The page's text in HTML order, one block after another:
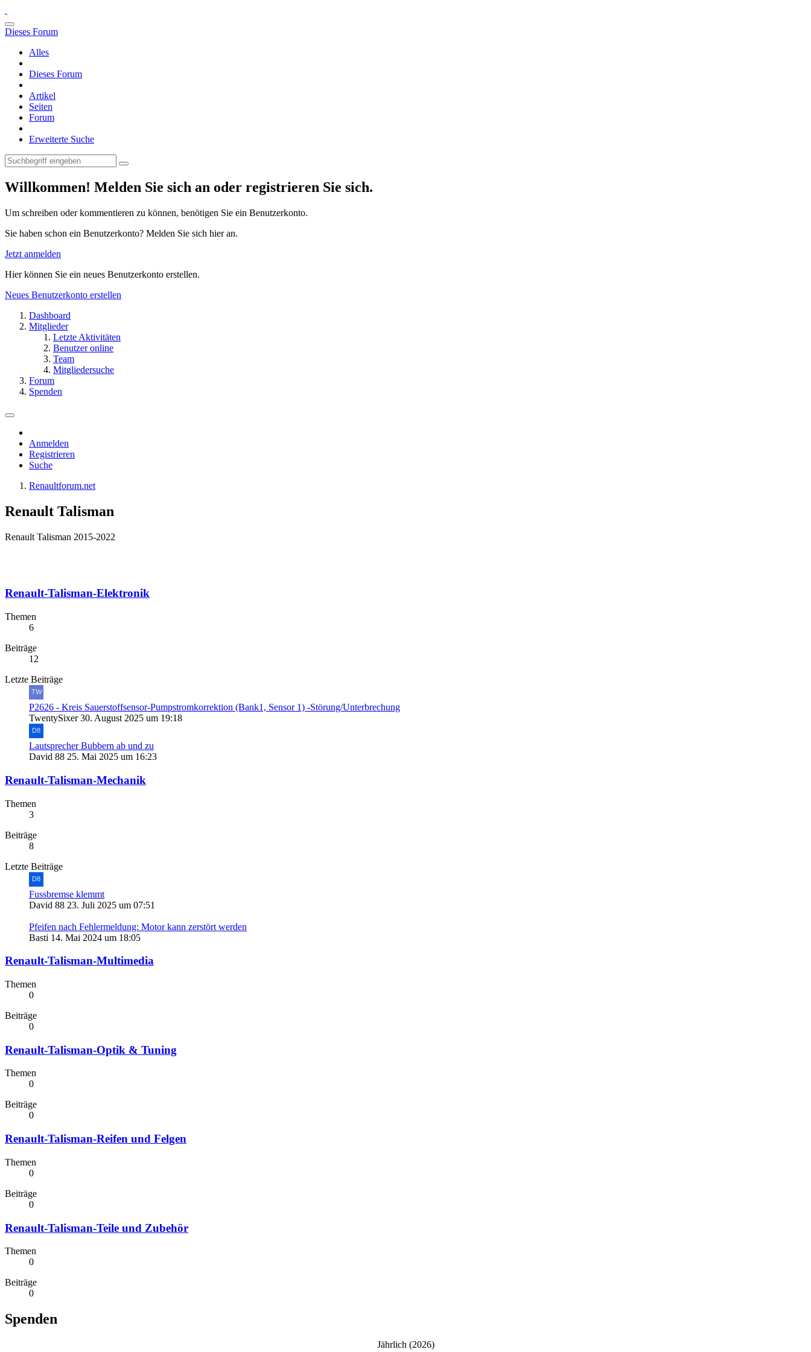
Dieses Forum
Alles
Dieses Forum
Artikel
Seiten
Forum
Erweiterte Suche
Willkommen! Melden Sie sich an oder registrieren Sie sich.
Um schreiben oder kommentieren zu können, benötigen Sie ein Benutzerkonto.
Sie haben schon ein Benutzerkonto? Melden Sie sich hier an.
Jetzt anmelden
Hier können Sie ein neues Benutzerkonto erstellen.
Neues Benutzerkonto erstellen
Dashboard
Mitglieder
Letzte Aktivitäten
Benutzer online
Team
Mitgliedersuche
Forum
Spenden
Anmelden
Registrieren
Suche
Renaultforum.net
Renault Talisman
Renault Talisman 2015-2022
Renault-Talisman-Elektronik
Themen
6
Beiträge
12
Letzte Beiträge
P2626 - Kreis Sauerstoffsensor-Pumpstromkorrektion (Bank1, Sensor 1) -Störung/Unterbrechung
TwentySixer30. August 2025 um 19:18
Lautsprecher Bubbern ab und zu
David 88 25. Mai 2025 um 16:23
Renault-Talisman-Mechanik
Themen
3
Beiträge
8
Letzte Beiträge
Fussbremse klemmt
David 88 23. Juli 2025 um 07:51
Pfeifen nach Fehlermeldung: Motor kann zerstört werden
Basti 14. Mai 2024 um 18:05
Renault-Talisman-Multimedia
Themen
0
Beiträge
0
Renault-Talisman-Optik & Tuning
Themen
0
Beiträge
0
Renault-Talisman-Reifen und Felgen
Themen
0
Beiträge
0
Renault-Talisman-Teile und Zubehör
Themen
0
Beiträge
0
Spenden
Jährlich (2026)